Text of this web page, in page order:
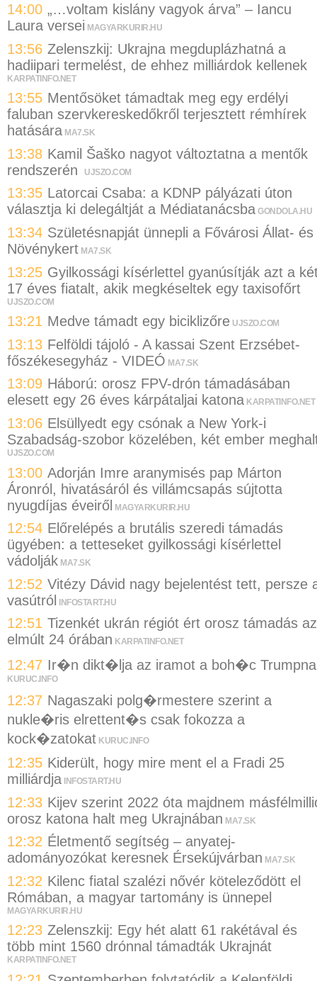
14:00 „…voltam kislány vagyok árva” – Iancu
Laura versei MAGYARKURIR.HU
13:56 Zelenszkij: Ukrajna megduplázhatná a
hadiipari termelést, de ehhez milliárdok kellenek
KARPATINFO.NET
13:55 Mentősöket támadtak meg egy erdélyi
faluban szervkereskedőkről terjesztett rémhírek
hatására MA7.SK
13:38 Kamil Šaško nagyot változtatna a mentők
rendszerén
UJSZO.COM
13:35 Latorcai Csaba: a KDNP pályázati úton
választja ki delegáltját a Médiatanácsba GONDOLA.HU
13:34 Születésnapját ünnepli a Fővárosi Állat- és
Növénykert MA7.SK
13:25 Gyilkossági kísérlettel gyanúsítják azt a
17 éves fiatalt, akik megkéseltek egy taxisofőrt
UJSZO.COM
13:21 Medve támadt egy biciklizőre UJSZO.COM
13:13 Felföldi tájoló - A kassai Szent Erzsébet-
főszékesegyház - VIDEÓ MA7.SK
13:09 Háború: orosz FPV-drón támadásában
elesett egy 26 éves kárpátaljai katona KARPATINFO.NET
13:06 Elsüllyedt egy csónak a New York-i
Szabadság-szobor közelében, két ember
UJSZO.COM
13:00 Adorján Imre aranymisés pap Márton
Áronról, hivatásáról és villámcsapás sújtotta
nyugdíjas éveiről MAGYARKURIR.HU
12:54 Előrelépés a brutális szeredi támadás
ügyében: a tetteseket gyilkossági kísérlettel
vádolják MA7.SK
12:52 Vitézy Dávid nagy bejelentést tett, persze
vasútról INFOSTART.HU
12:51 Tizenkét ukrán régiót ért orosz támadás az
elmúlt 24 órában KARPATINFO.NET
12:47 Ir�n dikt�lja az iramot a boh�c
KURUC.INFO
12:37 Nagaszaki polg�rmestere szerint a
nukle�ris elrettent�s csak fokozza a
kock�zatokat KURUC.INFO
12:35 Kiderült, hogy mire ment el a Fradi 25
milliárdja INFOSTART.HU
12:33 Kijev szerint 2022 óta majdnem
orosz katona halt meg Ukrajnában MA7.SK
12:32 Életmentő segítség – anyatej-
adományozókat keresnek Érsekújvárban MA7.SK
12:32 Kilenc fiatal szalézi nővér köteleződött el
Rómában, a magyar tartomány is ünnepel
MAGYARKURIR.HU
12:23 Zelenszkij: Egy hét alatt 61 rakétával és
több mint 1560 drónnal támadták Ukrajnát
KARPATINFO.NET